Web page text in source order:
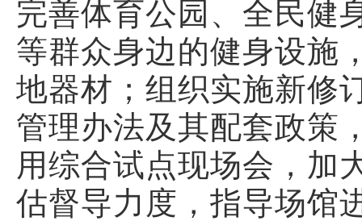
完善体育公园、全民健
等群众身边的健身设施
地器材；组织实施新修
管理办法及其配套政策
用综合试点现场会，加
估督导力度，指导场馆